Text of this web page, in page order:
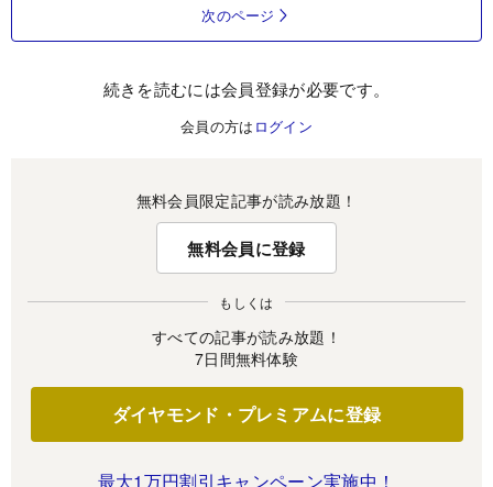
次のページ
続きを読むには会員登録が必要です。
会員の方は ログイン
無料会員限定記事が読み放題！
無料会員に登録
もしくは
すべての記事が読み放題！
7日間無料体験
ダイヤモンド・プレミアムに登録
最大1万円割引キャンペーン実施中！